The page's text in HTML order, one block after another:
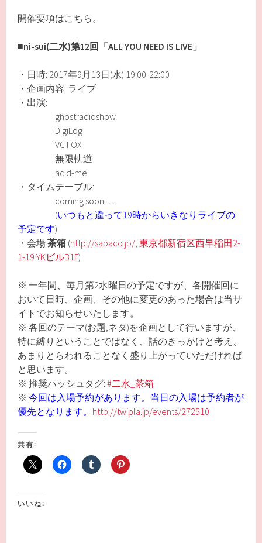
開催要項はこちら。
■ni-sui(二水)第12回「ALL YOU NEED IS LIVE」
・日時: 2017年9月13日(水) 19:00-22:00
・企画内容: ライブ
・出演:
ghostradioshow
DigiLog
VC FOX
無限軌道
acid-me
・タイムテーブル:
coming soon…
(いつもと違って19時からいきなりライブの
予定です)
・会場:茶箱 (http://sabaco.jp/ ,東京都新宿区西早稲田2-
1-19 YKビルB1F)
※ 一年間、毎月第2水曜日の予定ですが、各開催回に
おいて日時、企画、その他に変更のあった場合は当サ
イトでお知らせいたします。
※ 各回のテーマ(お題,ネタ)を企画として行いますが、
特に縛りということではなく、話のきっかけと考え、
あまりとらわれることなく盛り上がっていただければ
と思います。
※ 推奨ハッシュタグ:#二水_茶箱
※今回は入場予約があります。当日の入場は予約者が
優先となります。 http://twipla.jp/events/272510
共有:
いいね: